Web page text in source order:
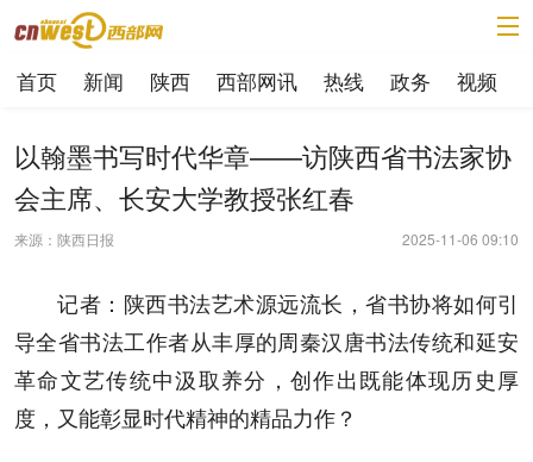
首页 新闻 陕西 西部网讯 热线 政务 视频
以翰墨书写时代华章——访陕西省书法家协
会主席、长安大学教授张红春
来源：陕西日报 2025-11-06 09:10
记者：陕西书法艺术源远流长，省书协将如何引
导全省书法工作者从丰厚的周秦汉唐书法传统和延安
革命文艺传统中汲取养分，创作出既能体现历史厚
度，又能彰显时代精神的精品力作？